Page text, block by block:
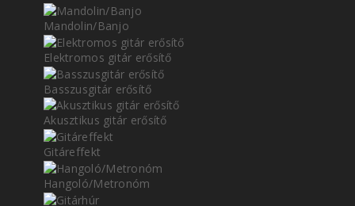
Mandolin/Banjo
Elektromos gitár erősítő
Basszusgitár erősítő
Akusztikus gitár erősítő
Gitáreffekt
Hangoló/Metronóm